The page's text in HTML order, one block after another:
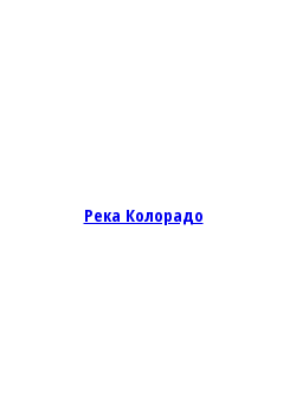
Река Колорадо